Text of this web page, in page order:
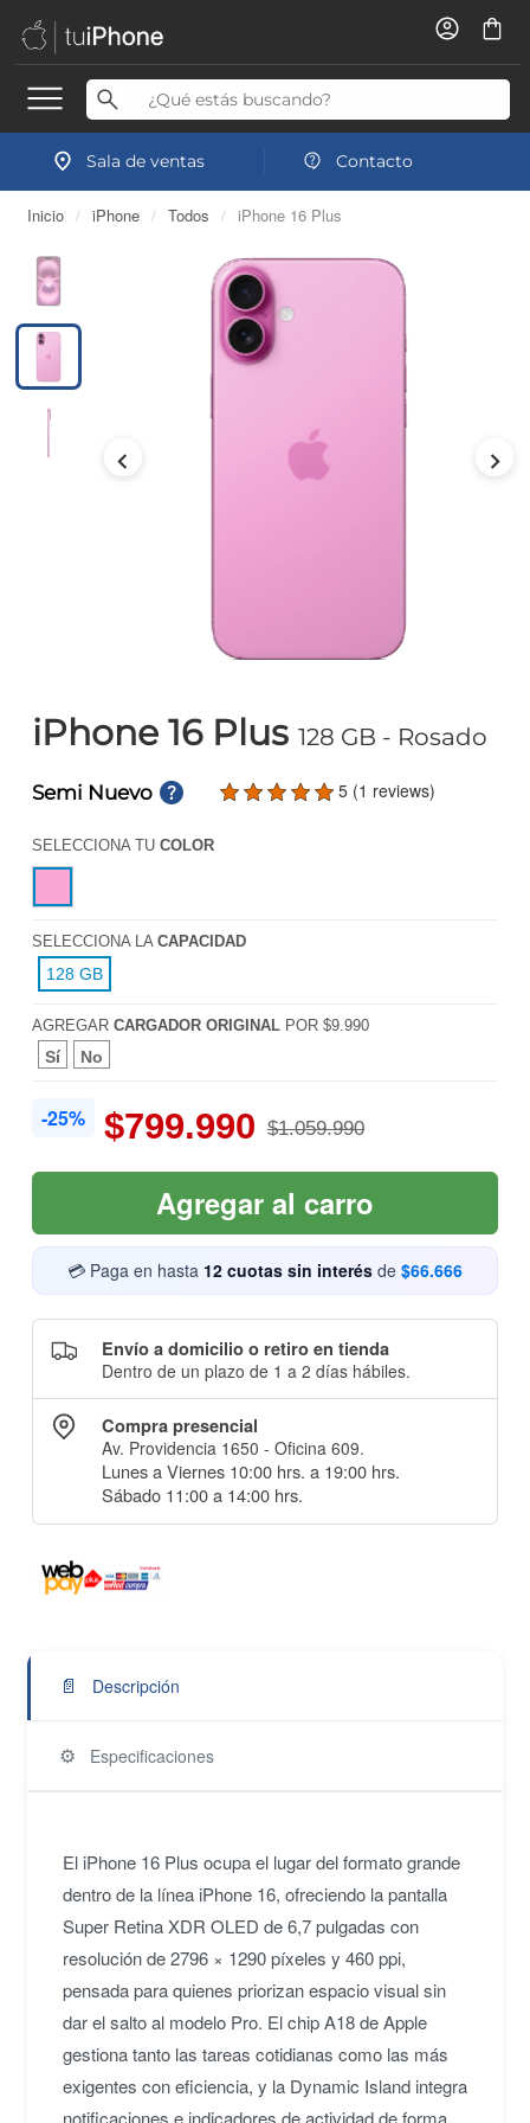
Sala de ventas Contacto
Inicio / iPhone / Todos / iPhone 16 Plus
iPhone 16 Plus 128 GB - Rosado
Semi Nuevo 5 (1 reviews)
SELECCIONA TU COLOR
SELECCIONA LA CAPACIDAD
128 GB
AGREGAR CARGADOR ORIGINALPOR $9.990
Sí No
-25% $799.990 $1.059.990
Agregar al carro
💳 Paga en hasta 12 cuotas sin interés de $66.666
Envío a domicilio o retiro en tienda
Dentro de un plazo de 1 a 2 días hábiles.
Compra presencial
Av. Providencia 1650 - Oficina 609.
Lunes a Viernes 10:00 hrs. a 19:00 hrs.
Sábado 11:00 a 14:00 hrs.
📄 Descripción
⚙️ Especificaciones
El iPhone 16 Plus ocupa el lugar del formato grande
dentro de la línea iPhone 16, ofreciendo la pantalla
Super Retina XDR OLED de 6,7 pulgadas con
resolución de 2796 × 1290 píxeles y 460 ppi,
pensada para quienes priorizan espacio visual sin
dar el salto al modelo Pro. El chip A18 de Apple
gestiona tanto las tareas cotidianas como las más
exigentes con eficiencia, y la Dynamic Island integra
notificaciones e indicadores de actividad de forma